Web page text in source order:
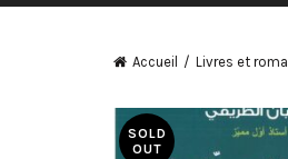
Accueil Livres et
SOLD
OUT